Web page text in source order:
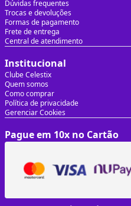
Dúvidas frequentes
Trocas e devoluções
Formas de pagamento
Frete de entrega
Central de atendimento
Institucional
Clube Celestix
Quem somos
Como comprar
Política de privacidade
Gerenciar Cookies
Pague em 10x no Cartão